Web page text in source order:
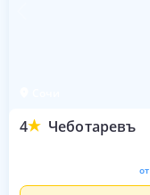
4 Чеботаревъ
от